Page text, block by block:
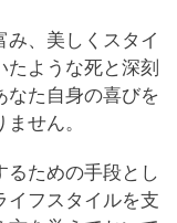
み、美しくスタイ
たような死と深刻
なた自身の喜びを
せん。
るための手段とし
イフスタイルを支